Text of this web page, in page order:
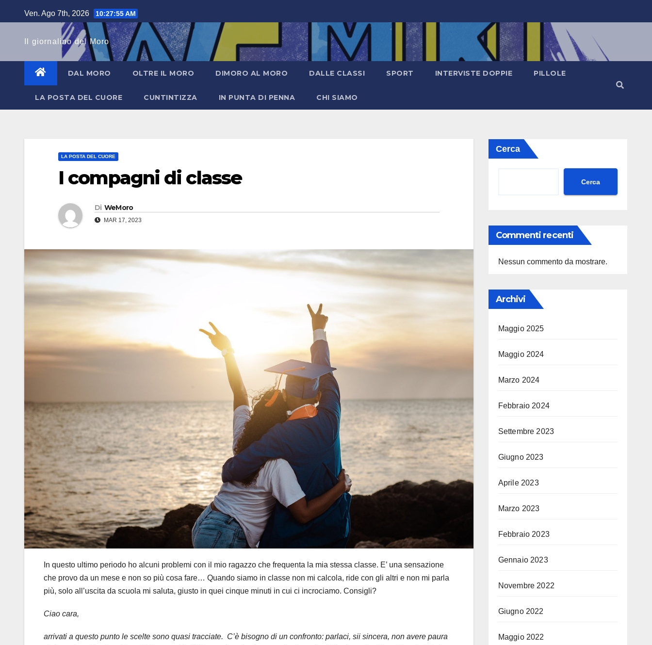
al
Ven. Ago 7th, 2026 10:27:56 AM
Il giornalino del Moro
DAL MORO OLTRE IL MORO DIMORO AL MORO DALLE CLASSI SPORT INTERVISTE DOPPIE PILLOLE
LA POSTA DEL CUORE CUNTINTIZZA IN PUNTA DI PENNA CHI SIAMO
LA POSTA DEL CUORE
I compagni di classe
Di WeMoro
MAR 17, 2023
In questo ultimo periodo ho alcuni problemi con il mio ragazzo che frequenta la mia stessa classe. E’ una sensazione
che provo da un mese e non so più cosa fare… Quando siamo in classe non mi calcola, ride con gli altri e non mi parla
più, solo all’uscita da scuola mi saluta, giusto in quei cinque minuti in cui ci incrociamo. Consigli?
Ciao cara,
arrivati a questo punto le scelte sono quasi tracciate. C’è bisogno di un confronto: parlaci, sii sincera, non avere paura
Cerca
Cerca
Commenti recenti
Nessun commento da mostrare.
Archivi
Maggio 2025
Maggio 2024
Marzo 2024
Febbraio 2024
Settembre 2023
Giugno 2023
Aprile 2023
Marzo 2023
Febbraio 2023
Gennaio 2023
Novembre 2022
Giugno 2022
Maggio 2022